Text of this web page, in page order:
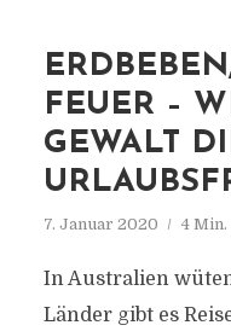
FEUER –
GEWALT
7. Januar 2020 4
In Australien
Länder gibt es